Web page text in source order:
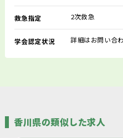
救急指定 2次救急
学会認定状況 詳細はお問い合
香川県の類似した求人